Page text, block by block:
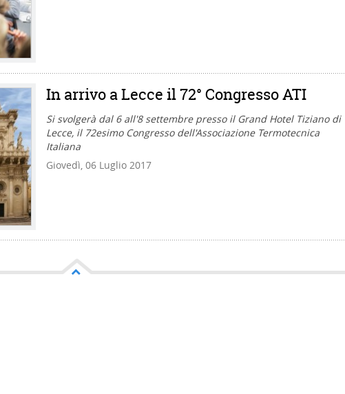
In arrivo a Lecce il 72° Congresso ATI
Si svolgerà dal 6 all'8 settembre presso il Grand Hotel Tiziano di
Lecce, il 72esimo Congresso dell'Associazione Termotecnica
Italiana
Giovedì, 06 Luglio 2017